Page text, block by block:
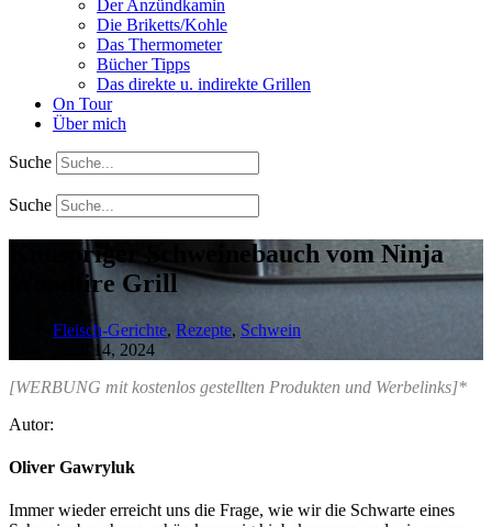
Der Anzündkamin
Die Briketts/Kohle
Das Thermometer
Bücher Tipps
Das direkte u. indirekte Grillen
On Tour
Über mich
Suche
Suche
Knuspriger Schweinebauch vom Ninja
Woodfire Grill
Fleisch-Gerichte, Rezepte, Schwein
April 14, 2024
[WERBUNG mit kostenlos gestellten Produkten und Werbelinks]*
Autor:
Oliver Gawryluk
Immer wieder erreicht uns die Frage, wie wir die Schwarte eines